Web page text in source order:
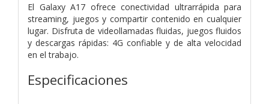
El Galaxy A17 ofrece conectividad ultrarrápida para
streaming, juegos y compartir contenido en cualquier
lugar. Disfruta de videollamadas fluidas, juegos fluidos
y descargas rápidas: 4G confiable y de alta velocidad
en el trabajo.
Especificaciones